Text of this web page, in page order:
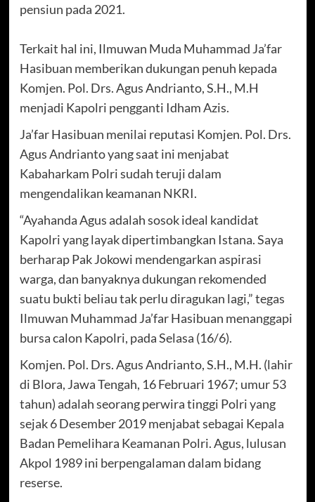
pensiun pada 2021.
Terkait hal ini, Ilmuwan Muda Muhammad Ja’far
Hasibuan memberikan dukungan penuh kepada
Komjen. Pol. Drs. Agus Andrianto, S.H., M.H
menjadi Kapolri pengganti Idham Azis.
Ja’far Hasibuan menilai reputasi Komjen. Pol. Drs.
Agus Andrianto yang saat ini menjabat
Kabaharkam Polri sudah teruji dalam
mengendalikan keamanan NKRI.
“Ayahanda Agus adalah sosok ideal kandidat
Kapolri yang layak dipertimbangkan Istana. Saya
berharap Pak Jokowi mendengarkan aspirasi
warga, dan banyaknya dukungan rekomended
suatu bukti beliau tak perlu diragukan lagi,” tegas
Ilmuwan Muhammad Ja’far Hasibuan menanggapi
bursa calon Kapolri, pada Selasa (16/6).
Komjen. Pol. Drs. Agus Andrianto, S.H., M.H. (lahir
di Blora, Jawa Tengah, 16 Februari 1967; umur 53
tahun) adalah seorang perwira tinggi Polri yang
sejak 6 Desember 2019 menjabat sebagai Kepala
Badan Pemelihara Keamanan Polri. Agus, lulusan
Akpol 1989 ini berpengalaman dalam bidang
reserse.